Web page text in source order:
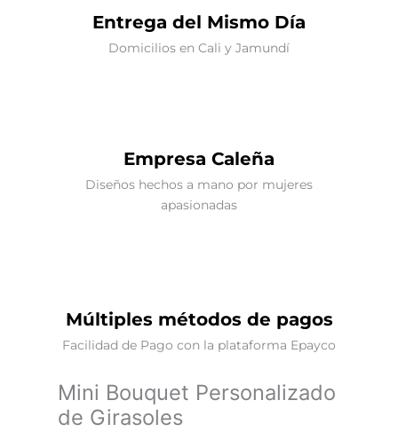
Entrega del Mismo Día
Domicilios en Cali y Jamundí
Empresa Caleña
Diseños hechos a mano por mujeres
apasionadas
Múltiples métodos de pagos
Facilidad de Pago con la plataforma Epayco
Mini Bouquet Personalizado
de Girasoles